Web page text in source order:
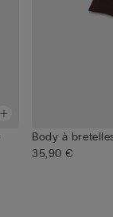
Body à
35,90 €